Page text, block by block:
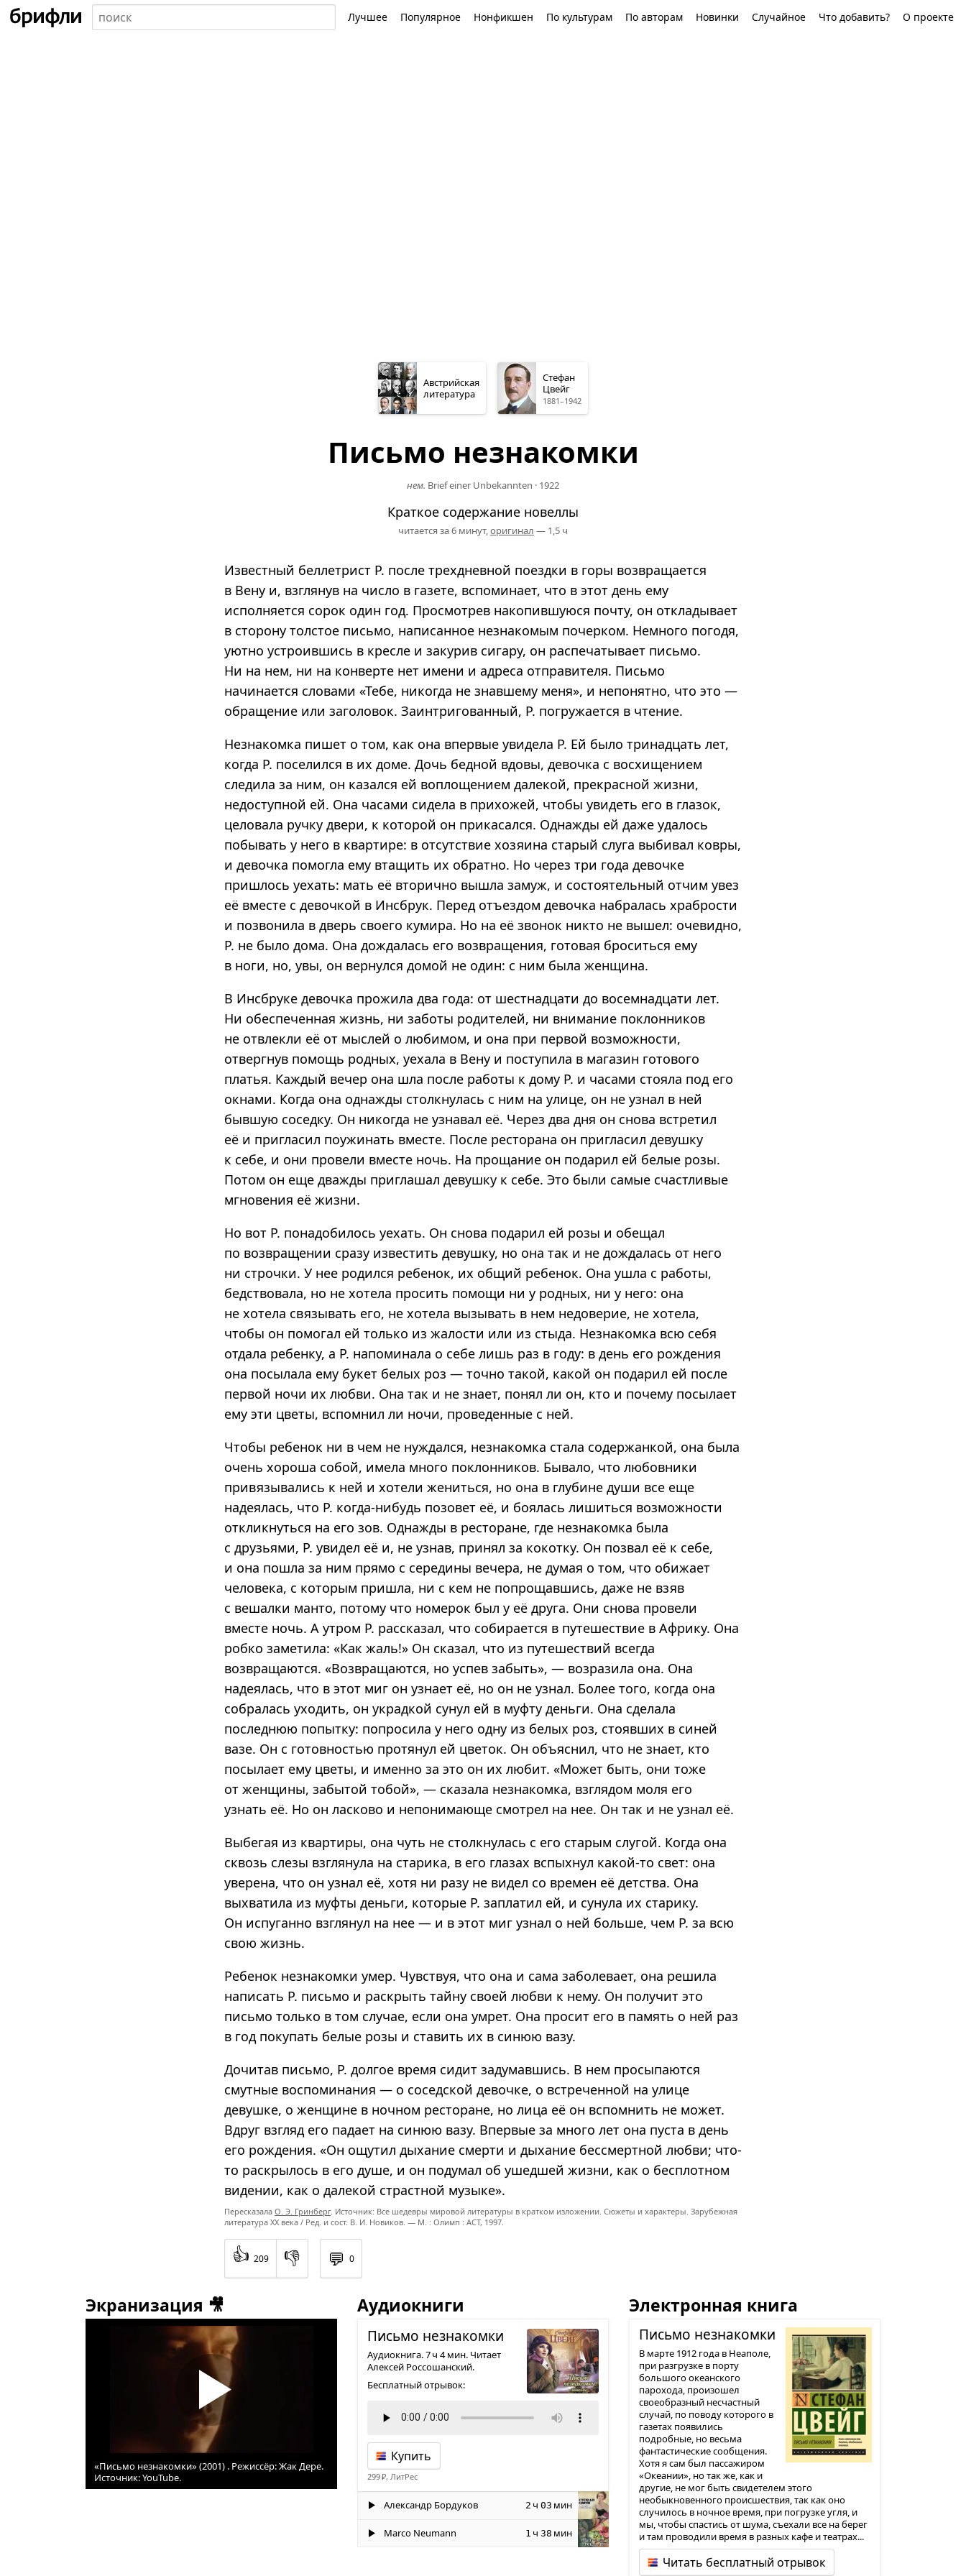
Лучшее Популярное Нонфикшен По культурам По авторам Новинки Случайное Что добавить? О проекте
Австрийская
литература
Стефан
Цвейг
1881–1942
Письмо незнакомки
нем. Brief einer Unbekannten · 1922
Краткое содержание новеллы
читается за 6 минут,оригинал — 1,5 ч
Известный беллетрист Р. после трехдневной поездки в горы возвращается
в Вену и, взглянув на число в газете, вспоминает, что в этот день ему
исполняется сорок один год. Просмотрев накопившуюся почту, он откладывает
в сторону толстое письмо, написанное незнакомым почерком. Немного погодя,
уютно устроившись в кресле и закурив сигару, он распечатывает письмо.
Ни на нем, ни на конверте нет имени и адреса отправителя. Письмо
начинается словами «Тебе, никогда не знавшему меня», и непонятно, что это —
обращение или заголовок. Заинтри­гованный, Р. погружается в чтение.
Незнакомка пишет о том, как она впервые увидела Р. Ей было тринадцать лет,
когда Р. поселился в их доме. Дочь бедной вдовы, девочка с восхищением
следила за ним, он казался ей воплощением далекой, прекрасной жизни,
недоступной ей. Она часами сидела в прихожей, чтобы увидеть его в глазок,
целовала ручку двери, к которой он прикасался. Однажды ей даже удалось
побывать у него в квартире: в отсутствие хозяина старый слуга выбивал ковры,
и девочка помогла ему втащить их обратно. Но через три года девочке
пришлось уехать: мать её вторично вышла замуж, и состоятельный отчим увез
её вместе с девочкой в Инсбрук. Перед отъездом девочка набралась храбрости
и позвонила в дверь своего кумира. Но на её звонок никто не вышел: очевидно,
Р. не было дома. Она дождалась его возвращения, готовая броситься ему
в ноги, но, увы, он вернулся домой не один: с ним была женщина.
В Инсбруке девочка прожила два года: от шестнадцати до восемнадцати лет.
Ни обеспеченная жизнь, ни заботы родителей, ни внимание поклонников
не отвлекли её от мыслей о любимом, и она при первой возможности,
отвергнув помощь родных, уехала в Вену и поступила в магазин готового
платья. Каждый вечер она шла после работы к дому Р. и часами стояла под его
окнами. Когда она однажды столкнулась с ним на улице, он не узнал в ней
бывшую соседку. Он никогда не узнавал её. Через два дня он снова встретил
её и пригласил поужинать вместе. После ресторана он пригласил девушку
к себе, и они провели вместе ночь. На прощание он подарил ей белые розы.
Потом он еще дважды приглашал девушку к себе. Это были самые счастливые
мгновения её жизни.
Но вот Р. понадобилось уехать. Он снова подарил ей розы и обещал
по возвращении сразу известить девушку, но она так и не дождалась от него
ни строчки. У нее родился ребенок, их общий ребенок. Она ушла с работы,
бедствовала, но не хотела просить помощи ни у родных, ни у него: она
не хотела связывать его, не хотела вызывать в нем недоверие, не хотела,
чтобы он помогал ей только из жалости или из стыда. Незнакомка всю себя
отдала ребенку, а Р. напоминала о себе лишь раз в году: в день его рождения
она посылала ему букет белых роз — точно такой, какой он подарил ей после
первой ночи их любви. Она так и не знает, понял ли он, кто и почему посылает
ему эти цветы, вспомнил ли ночи, проведенные с ней.
Чтобы ребенок ни в чем не нуждался, незнакомка стала содержанкой, она была
очень хороша собой, имела много поклонников. Бывало, что любовники
привязывались к ней и хотели жениться, но она в глубине души все еще
надеялась, что Р. когда-нибудь позовет её, и боялась лишиться возможности
откликнуться на его зов. Однажды в ресторане, где незнакомка была
с друзьями, Р. увидел её и, не узнав, принял за кокотку. Он позвал её к себе,
и она пошла за ним прямо с середины вечера, не думая о том, что обижает
человека, с которым пришла, ни с кем не попрощавшись, даже не взяв
с вешалки манто, потому что номерок был у её друга. Они снова провели
вместе ночь. А утром Р. рассказал, что собирается в путешествие в Африку. Она
робко заметила: «Как жаль!» Он сказал, что из путешествий всегда
возвращаются. «Возвращаются, но успев забыть», — возразила она. Она
надеялась, что в этот миг он узнает её, но он не узнал. Более того, когда она
собралась уходить, он украдкой сунул ей в муфту деньги. Она сделала
последнюю попытку: попросила у него одну из белых роз, стоявших в синей
вазе. Он с готовностью протянул ей цветок. Он объяснил, что не знает, кто
посылает ему цветы, и именно за это он их любит. «Может быть, они тоже
от женщины, забытой тобой», — сказала незнакомка, взглядом моля его
узнать её. Но он ласково и непонимающе смотрел на нее. Он так и не узнал её.
Выбегая из квартиры, она чуть не столкнулась с его старым слугой. Когда она
сквозь слезы взглянула на старика, в его глазах вспыхнул какой-то свет: она
уверена, что он узнал её, хотя ни разу не видел со времен её детства. Она
выхватила из муфты деньги, которые Р. заплатил ей, и сунула их старику.
Он испуганно взглянул на нее — и в этот миг узнал о ней больше, чем Р. за всю
свою жизнь.
Ребенок незнакомки умер. Чувствуя, что она и сама заболевает, она решила
написать Р. письмо и раскрыть тайну своей любви к нему. Он получит это
письмо только в том случае, если она умрет. Она просит его в память о ней раз
в год покупать белые розы и ставить их в синюю вазу.
Дочитав письмо, Р. долгое время сидит задумавшись. В нем просыпаются
смутные воспоминания — о соседской девочке, о встреченной на улице
девушке, о женщине в ночном ресторане, но лица её он вспомнить не может.
Вдруг взгляд его падает на синюю вазу. Впервые за много лет она пуста в день
его рождения. «Он ощутил дыхание смерти и дыхание бессмертной любви; что-
то раскрылось в его душе, и он подумал об ушедшей жизни, как о бесплотном
видении, как о далекой страстной музыке».
Пересказала О. Э. Гринберг. Источник: Все шедевры мировой литературы в кратком изложении. Сюжеты и характеры. Зарубежная
литература XX века / Ред. и сост. В. И. Новиков. — М. : Олимп : ACT, 1997.
👍 209 👎 💬 0
Экранизация 🎥
«Письмо незнакомки» (2001) . Режиссёр: Жак Дере.
Источник: YouTube.
Аудиокниги
Письмо незна­комки
Аудиокнига. 7 ч 4 мин. Читает
Алексей Россошанский.
Бесплатный отрывок:
Купить
299 ₽, ЛитРес
Александр Бордуков 2 ч 03 мин
Marco Neumann 1 ч 38 мин
Электронная книга
Письмо незна­комки
В марте 1912 года в Неаполе,
при разгрузке в порту
большого океанского
парохода, произошел
своеобразный несчастный
случай, по поводу которого в
газетах появились
подробные, но весьма
фантастические сообщения.
Хотя я сам был пассажиром
«Океании», но так же, как и
другие, не мог быть свидетелем этого
необыкновенного происшествия, так как оно
случилось в ночное время, при погрузке угля, и
мы, чтобы спастись от шума, съехали все на берег
и там проводили время в разных кафе и театрах...
Читать бесплатный отрывок